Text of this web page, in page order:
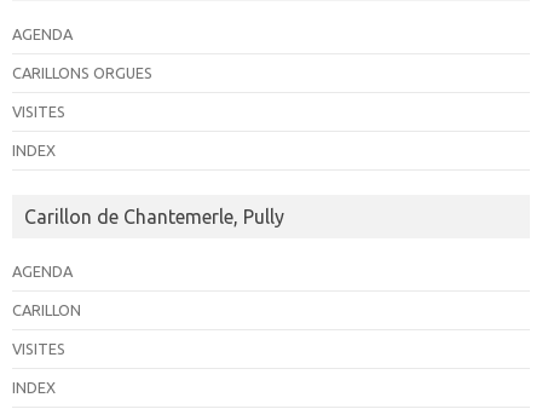
AGENDA
CARILLONS ORGUES
VISITES
INDEX
Carillon de Chantemerle, Pully
AGENDA
CARILLON
VISITES
INDEX